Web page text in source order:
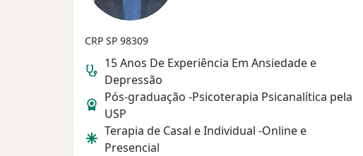
CRP SP 98309
15 Anos De Experiência Em Ansiedade e
Depressão
Pós-graduação -Psicoterapia Psicanalítica pela
USP
Terapia de Casal e Individual -Online e
Presencial